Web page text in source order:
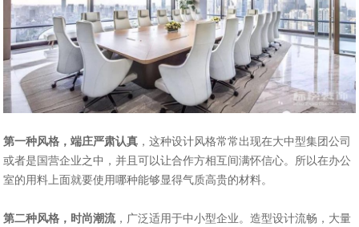
第一种风格，端庄严肃认真 ，这种设计风格常常出现在大中型集团公司
或者是国营企业之中，并且可以让合作方相互间满怀信心。所以在办公
室的用料上面就要使用哪种能够显得气质高贵的材料。
第二种风格，时尚潮流，广泛适用于中小型企业。造型设计流畅，大量